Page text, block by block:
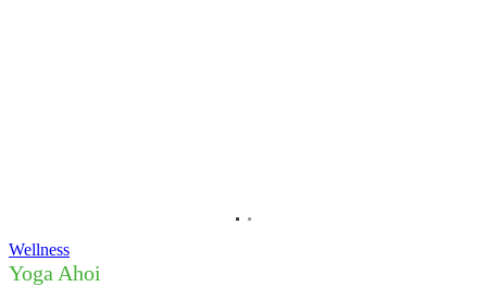
Wellness
Yoga Ahoi